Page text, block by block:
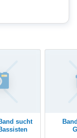
Band sucht Solo-